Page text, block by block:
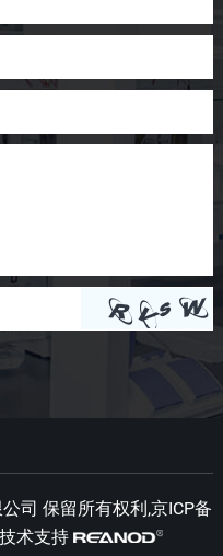
司 保留所有权利,京ICP备
术支持